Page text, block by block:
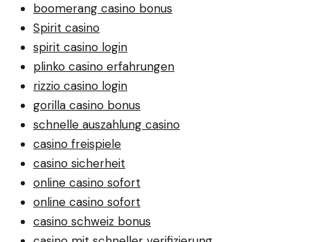
boomerang casino bonus
Spirit casino
spirit casino login
plinko casino erfahrungen
rizzio casino login
gorilla casino bonus
schnelle auszahlung casino
casino freispiele
casino sicherheit
online casino sofort
online casino sofort
casino schweiz bonus